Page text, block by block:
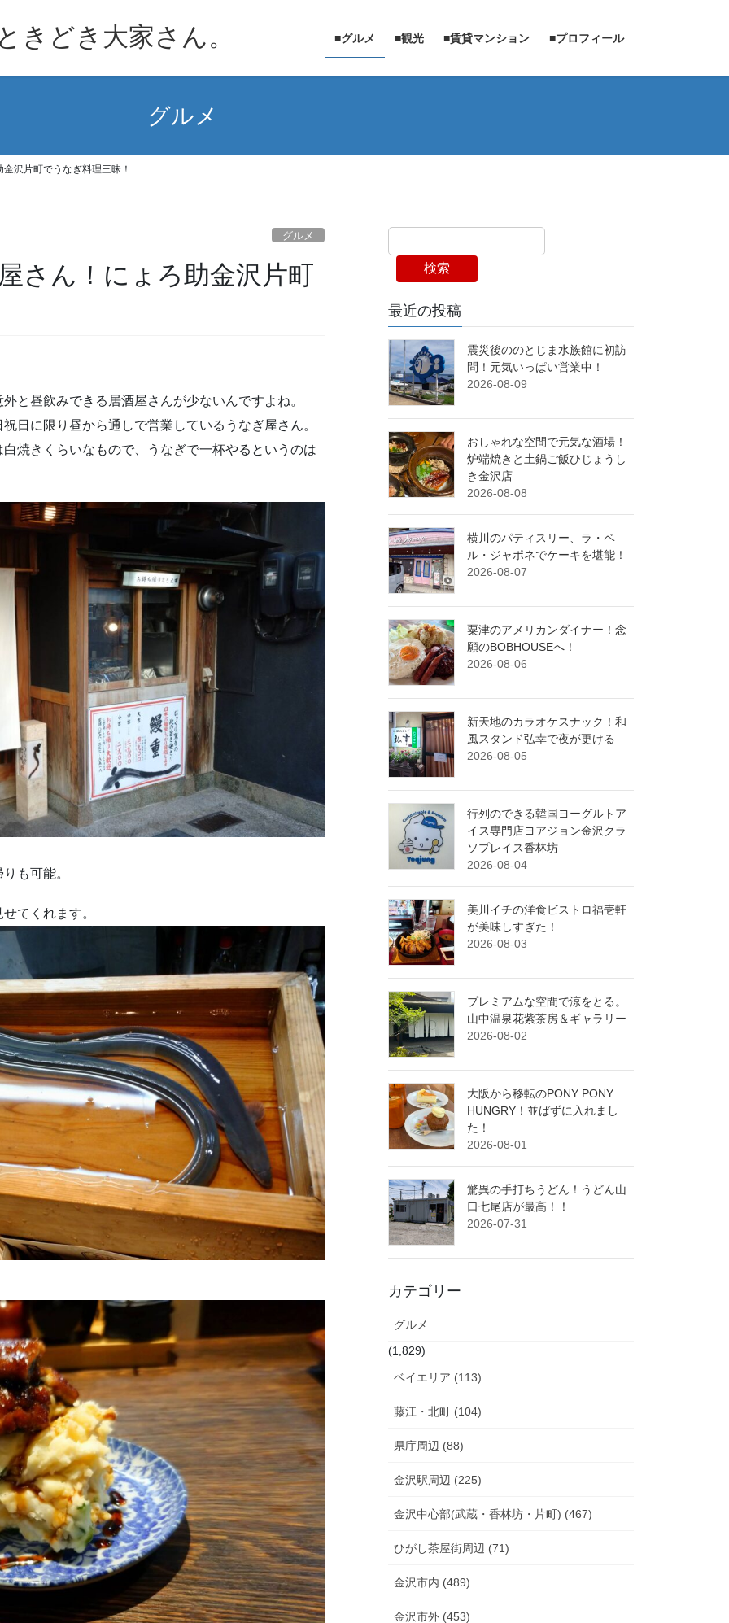
きどき大家さん。 ■グルメ ■観光 ■賃貸マンション ■プロフィール
グルメ
沢片町でうなぎ料理三昧！
グルメ
さん！にょろ助金沢片町
と昼飲みできる居酒屋さんが少ないんですよね。
祝日に限り昼から通しで営業しているうなぎ屋さん。
焼きくらいなもので、うなぎで一杯やるというのは
も可能。
てくれます。
検索
最近の投稿
震災後ののとじま水族館に初訪
問！元気いっぱい営業中！
2026-08-09
おしゃれな空間で元気な酒場！
炉端焼きと土鍋ご飯ひじょうし
き金沢店
2026-08-08
横川のパティスリー、ラ・ベ
ル・ジャポネでケーキを堪能！
2026-08-07
粟津のアメリカンダイナー！念
願のBOBHOUSEへ！
2026-08-06
新天地のカラオケスナック！和
風スタンド弘幸で夜が更ける
2026-08-05
行列のできる韓国ヨーグルトア
イス専門店ヨアジョン金沢クラ
ソプレイス香林坊
2026-08-04
美川イチの洋食ビストロ福壱軒
が美味しすぎた！
2026-08-03
プレミアムな空間で涼をとる。
山中温泉花紫茶房＆ギャラリー
2026-08-02
大阪から移転のPONY PONY
HUNGRY！並ばずに入れまし
た！
2026-08-01
驚異の手打ちうどん！うどん山
口七尾店が最高！！
2026-07-31
カテゴリー
グルメ
(1,829)
ベイエリア (113)
藤江・北町 (104)
県庁周辺 (88)
金沢駅周辺 (225)
金沢中心部(武蔵・香林坊・片町) (467)
ひがし茶屋街周辺 (71)
金沢市内 (489)
金沢市外 (453)